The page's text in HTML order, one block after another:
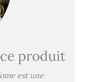
51 cm. de
45 cm. de
35 cm. de
avec un
du bois
au touché
produit
est une